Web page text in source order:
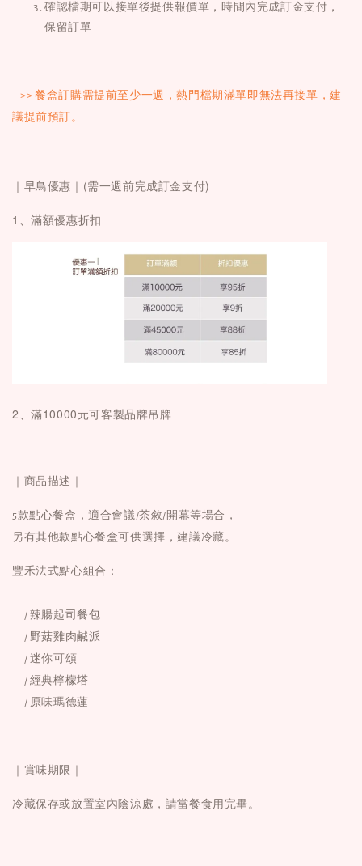
確認檔期可以接單後提供報價單，時間內完成訂金支付，
保留訂單
>>餐盒訂購需提前至少一週，熱門檔期滿單即無法再接單，建
議提前預訂。
｜ 早鳥優惠｜(需一週前完成訂金支付)
1、滿額優惠折扣
2、滿10000元可客製品牌吊牌
｜商品描述｜
5款點心餐盒，適合會議/茶敘/開幕等場合，
另有其他款點心餐盒 可供選擇，建議冷藏。
豐禾法式點心組合：
/ 辣腸起司餐包
/ 野菇雞肉鹹派
/ 迷你可頌
/ 經典檸檬塔
/ 原味瑪德蓮
｜賞味期限｜
冷藏保存或放置室內陰涼處，請當餐食用完畢。